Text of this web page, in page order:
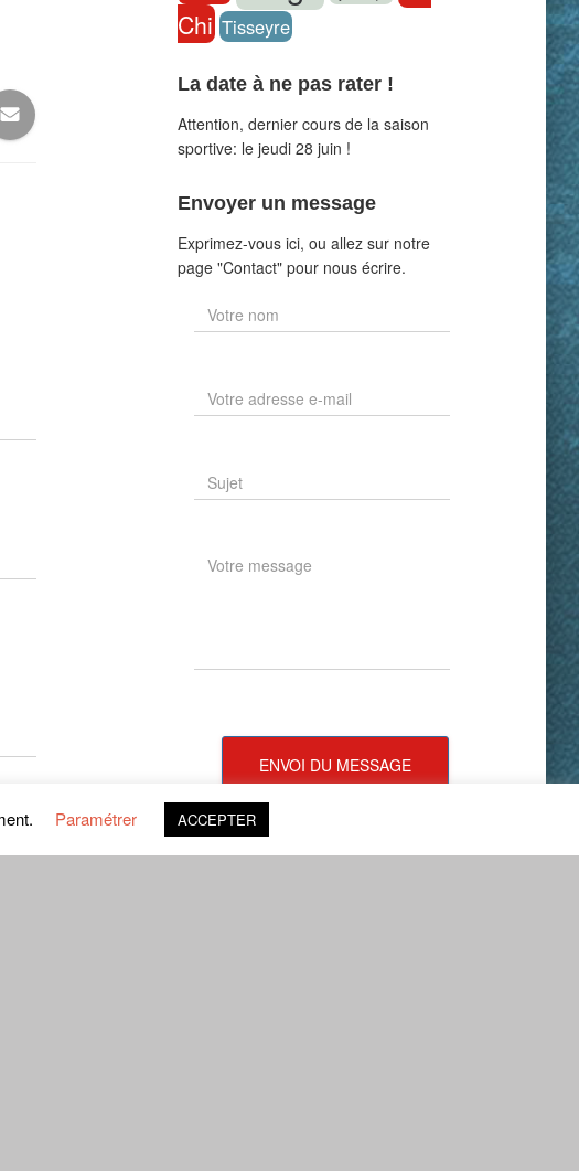
Chi Tisseyre
La date à ne pas rater !
Attention, dernier cours de la saison
sportive: le jeudi 28 juin !
Envoyer un message
Exprimez-vous ici, ou allez sur notre
page "Contact" pour nous écrire.
ENVOI DU MESSAGE
Paramétrer ACCEPTER